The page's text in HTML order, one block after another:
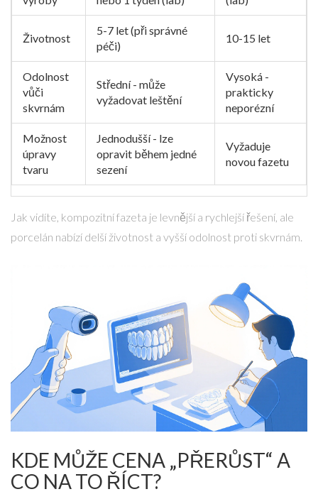
Životnost
5-7 let (při správné
péči)
10-15 let
Odolnost
vůči
skvrnám
Střední - může
vyžadovat leštění
Vysoká -
prakticky
neporézní
Možnost
úpravy
tvaru
Jednodušší - lze
opravit během jedné
sezení
Vyžaduje
novou fazetu
Jak vidíte, kompozitní fazeta je levnější a rychlejší řešení, ale
porcelán nabízí delší životnost a vyšší odolnost proti skvrnám.
KDE MŮŽE CENA „PŘERŮST“ A
CO NA TO ŘÍCT?